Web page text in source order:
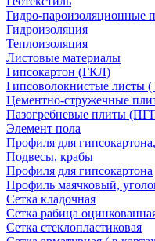
Гидро-пароизоляционные
Гидроизоляция
Теплоизоляция
Листовые материалы
Гипсокартон (ГКЛ)
Гипсоволокнистые листы
Цементно-стружечные
Пазогребневые плиты
Элемент пола
Профиля для
Подвесы, крабы
Профиля для гипсокартона
Профиль маячковый,
Сетка кладочная
Сетка рабица
Сетка стеклопластиковая